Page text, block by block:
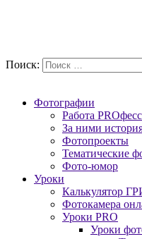
Поиск:
Фотографии
Работа
За ними
Фотопроекты
Тематические
Фото-юмор
Уроки
Калькулятор
Фотокамера
Уроки PRO
Уроки